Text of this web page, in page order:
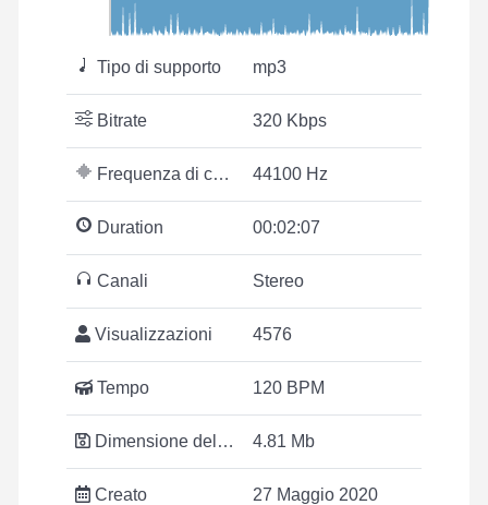
Tipo di supporto mp3
Bitrate 320 Kbps
Frequenza di campionamento 44100 Hz
Duration 00:02:07
Canali Stereo
Visualizzazioni 4576
Tempo 120 BPM
Dimensione del file 4.81 Mb
Creato 27 Maggio 2020